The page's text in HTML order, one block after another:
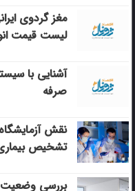
مغز گردوی
لیست قیمت
آشنایی با
صرفه
نقش
تشخیص
بررسی